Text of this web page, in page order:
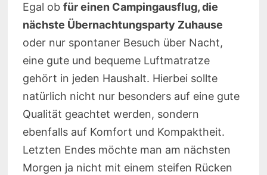
Egal ob für einen Campingausflug, die
nächste Übernachtungsparty Zuhause
oder nur spontaner Besuch über Nacht,
eine gute und bequeme Luftmatratze
gehört in jeden Haushalt. Hierbei sollte
natürlich nicht nur besonders auf eine gute
Qualität geachtet werden, sondern
ebenfalls auf Komfort und Kompaktheit.
Letzten Endes möchte man am nächsten
Morgen ja nicht mit einem steifen Rücken